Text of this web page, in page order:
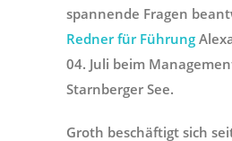
spannende Fragen
Redner für Führung
04. Juli beim
Starnberger See.
Groth beschäftigt sich